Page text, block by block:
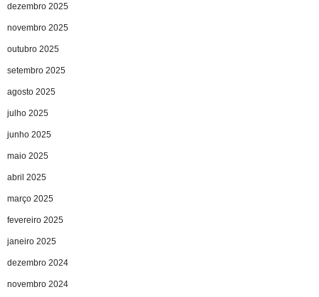
dezembro 2025
novembro 2025
outubro 2025
setembro 2025
agosto 2025
julho 2025
junho 2025
maio 2025
abril 2025
março 2025
fevereiro 2025
janeiro 2025
dezembro 2024
novembro 2024